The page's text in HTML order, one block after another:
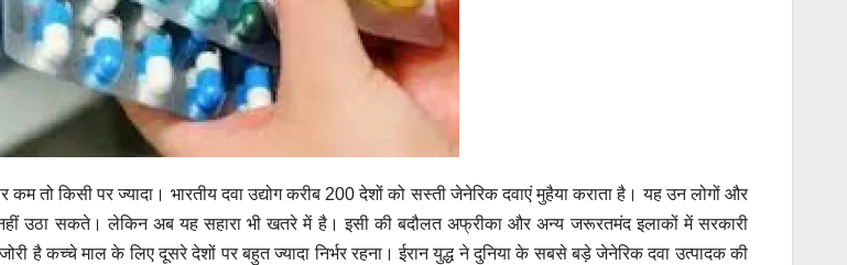
तो किसी पर ज्यादा। भारतीय दवा उद्योग करीब 200 देशों को सस्ती जेनेरिक दवाएं मुहैया कराता है। यह उन लोगों और
उठा सकते। लेकिन अब यह सहारा भी खतरे में है। इसी की बदौलत अफ्रीका और अन्य जरूरतमंद इलाकों में सरकारी
है कच्चे माल के लिए दूसरे देशों पर बहुत ज्यादा निर्भर रहना। ईरान युद्ध ने दुनिया के सबसे बड़े जेनेरिक दवा उत्पादक की